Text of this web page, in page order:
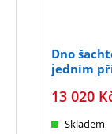
Dno
jedním
13 020
Skladem